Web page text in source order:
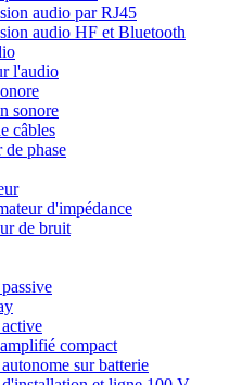
audio par RJ45
audio HF et Bluetooth
l'audio
sonore
câbles
de phase
d'impédance
de bruit
compact
sur batterie